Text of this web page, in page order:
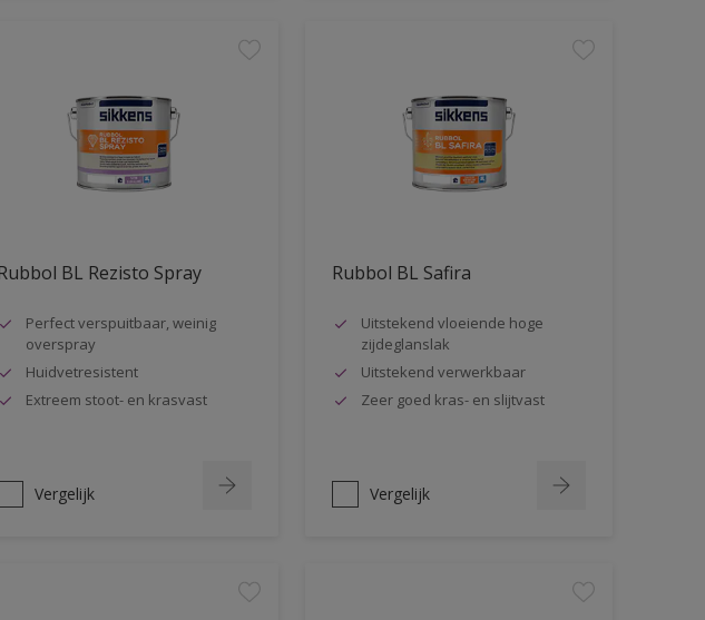
BL Rezisto Spray
Perfect verspuitbaar, weinig
overspray
Huidvetresistent
Extreem stoot- en krasvast
Vergelijk
Rubbol BL Safira
Uitstekend vloeiende hoge
zijdeglanslak
Uitstekend verwerkbaar
Zeer goed kras- en slijtvast
Vergelijk